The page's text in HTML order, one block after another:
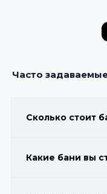
Часто
Сколько стоит
Какие бани вы